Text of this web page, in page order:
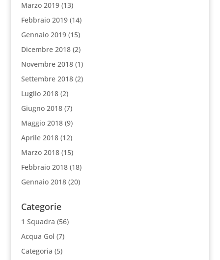
Marzo 2019(13)
Febbraio 2019(14)
Gennaio 2019(15)
Dicembre 2018(2)
Novembre 2018(1)
Settembre 2018(2)
Luglio 2018(2)
Giugno 2018(7)
Maggio 2018(9)
Aprile 2018(12)
Marzo 2018(15)
Febbraio 2018(18)
Gennaio 2018(20)
Categorie
1 Squadra (56)
Acqua Gol (7)
Categoria (5)